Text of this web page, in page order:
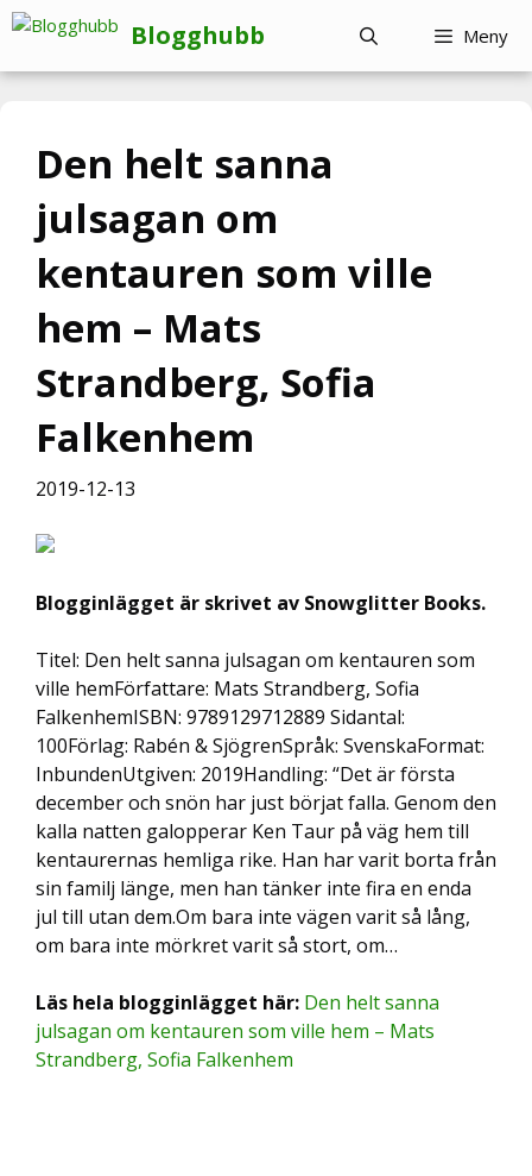
Hoppa
innehåll
Blogghubb Meny
Den helt sanna
julsagan om
kentauren som ville
hem – Mats
Strandberg, Sofia
Falkenhem
2019-12-13
Blogginlägget är skrivet av Snowglitter Books.
Titel: Den helt sanna julsagan om kentauren som
ville hemFörfattare: Mats Strandberg, Sofia
FalkenhemISBN: 9789129712889 Sidantal:
100Förlag: Rabén & SjögrenSpråk: SvenskaFormat:
InbundenUtgiven: 2019Handling: “Det är första
december och snön har just börjat falla. Genom den
kalla natten galopperar Ken Taur på väg hem till
kentaurernas hemliga rike. Han har varit borta från
sin familj länge, men han tänker inte fira en enda
jul till utan dem.Om bara inte vägen varit så lång,
om bara inte mörkret varit så stort, om…
Läs hela blogginlägget här: Den helt sanna
julsagan om kentauren som ville hem – Mats
Strandberg, Sofia Falkenhem